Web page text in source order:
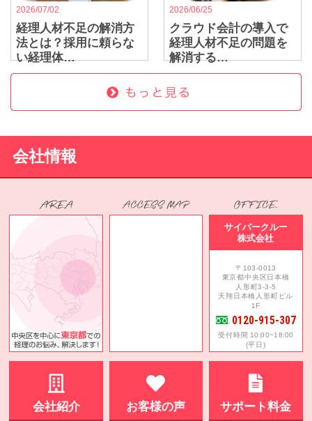
2026/07/02
経理人材不足の解消方
法とは？採用に頼らな
い経理体…
2026/06/25
クラウド会計の導入で
経理人材不足の問題を
解消する…
会社情報
会社紹介 お客様の声
サイバークルー
株式会社
〒103-0013
東京都中央区日本橋
人形町3-3-5
天翔日本橋人形町ビル
1F
0120-915-307
受付時間 10:00~18:00
(平日)
サポート料金